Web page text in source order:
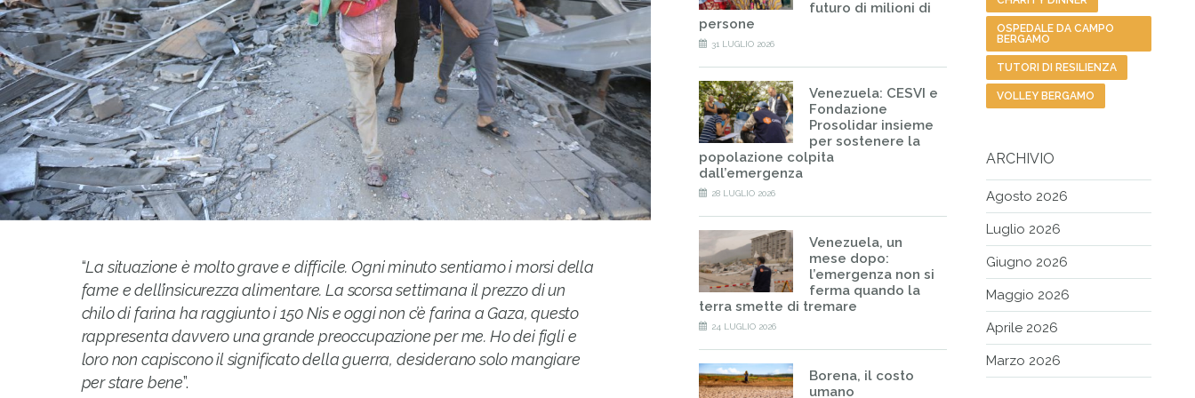
“La situazione è molto grave e difficile. Ogni minuto sentiamo i morsi della
fame e dell’insicurezza alimentare. La scorsa settimana il prezzo di un
chilo di farina ha raggiunto i 150 Nis e oggi non c’è farina a Gaza, questo
rappresenta davvero una grande preoccupazione per me. Ho dei figli e
loro non capiscono il significato della guerra, desiderano solo mangiare
per stare bene”.
futuro di milioni di
persone
31 LUGLIO 2026
Venezuela: CESVI e
Fondazione
Prosolidar insieme
per sostenere la
popolazione colpita
dall’emergenza
28 LUGLIO 2026
Venezuela, un
mese dopo:
l’emergenza non si
ferma quando la
terra smette di tremare
24 LUGLIO 2026
Borena, il costo
umano
OSPEDALE DA CAMPO
BERGAMO
TUTORI DI RESILIENZA
VOLLEY BERGAMO
ARCHIVIO
Agosto 2026
Luglio 2026
Giugno 2026
Maggio 2026
Aprile 2026
Marzo 2026